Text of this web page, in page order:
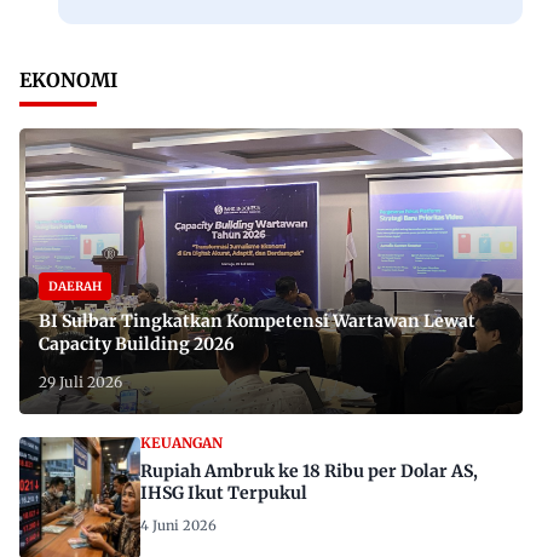
EKONOMI
DAERAH
BI Sulbar Tingkatkan Kompetensi Wartawan Lewat
Capacity Building 2026
29 Juli 2026
KEUANGAN
Rupiah Ambruk ke 18 Ribu per Dolar AS,
IHSG Ikut Terpukul
4 Juni 2026